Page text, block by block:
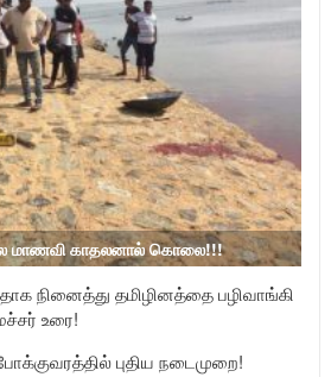
மாணவி காதலனால் கொலை!!!
நினைத்து தமிழினத்தை பழிவாங்கி
உரை!
புதிய நடைமுறை!